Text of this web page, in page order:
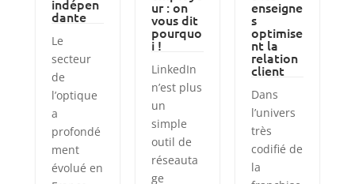
indépen
dante
Le
secteur
de
l’optique
a
profondé
ment
évolué en
ur : on
vous dit
pourquo
i !
LinkedIn
n’est plus
un
simple
outil de
réseauta
ge
enseigne
s
optimise
nt la
relation
client
Dans
l’univers
très
codifié de
la